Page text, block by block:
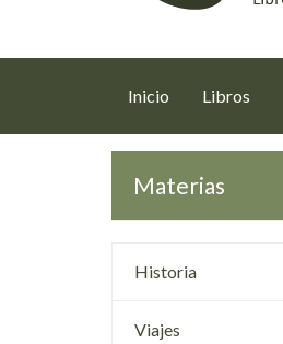
Inicio (current)
Libros
Materias
Historia
Viajes